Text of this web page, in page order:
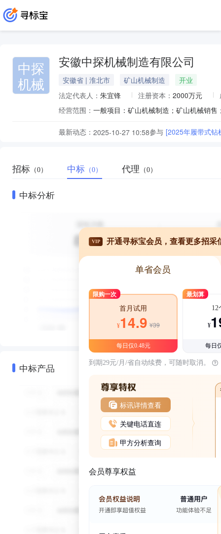
中探
机械
安徽中探机械制造有限公司
安徽省 | 淮北市 矿山机械制造
开业
法定代表人： 朱宜锋 注册资本： 2000万元
经营范围：
最新动态： 2025-10-27 10:58参与 [2025年履带式钻
招标 （0） 中标 （0） 代理 （0）
中标分析
中标产品
VIP 开通寻标宝会员，查看更多招采
单省会员
限购一次
首月试用
¥14.9 ¥39
每日仅0.48元
最划算
12
¥
每日
到期29元/月/省自动续费，可随时取消。
标讯详情查看
关键电话直连
甲方分析查询
会员尊享权益